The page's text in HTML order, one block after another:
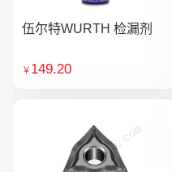
伍尔特WURTH 检漏剂
￥ 149.20